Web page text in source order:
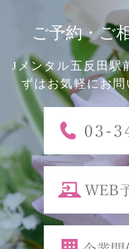
ご予約・ご
Jメンタル五反田駅
ずはお気軽にお問